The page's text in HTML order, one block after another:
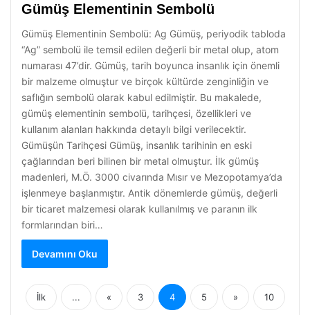
Gümüş Elementinin Sembolü
Gümüş Elementinin Sembolü: Ag Gümüş, periyodik tabloda
“Ag” sembolü ile temsil edilen değerli bir metal olup, atom
numarası 47’dir. Gümüş, tarih boyunca insanlık için önemli
bir malzeme olmuştur ve birçok kültürde zenginliğin ve
saflığın sembolü olarak kabul edilmiştir. Bu makalede,
gümüş elementinin sembolü, tarihçesi, özellikleri ve
kullanım alanları hakkında detaylı bilgi verilecektir.
Gümüşün Tarihçesi Gümüş, insanlık tarihinin en eski
çağlarından beri bilinen bir metal olmuştur. İlk gümüş
madenleri, M.Ö. 3000 civarında Mısır ve Mezopotamya’da
işlenmeye başlanmıştır. Antik dönemlerde gümüş, değerli
bir ticaret malzemesi olarak kullanılmış ve paranın ilk
formlarından biri…
Devamını Oku
İlk ... « 3 4 5 » 10